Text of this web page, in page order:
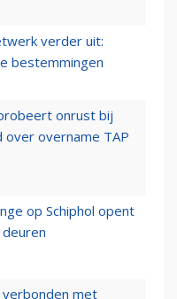
verder uit:
bestemmingen
onrust bij
over overname TAP
op Schiphol opent
verbonden met